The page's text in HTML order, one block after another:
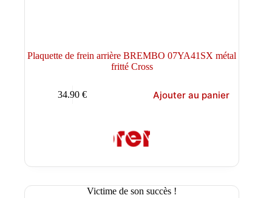
Plaquette de frein arrière BREMBO 07YA41SX métal
fritté Cross
34.90€ Ajouter au panier
Victime de son succès !